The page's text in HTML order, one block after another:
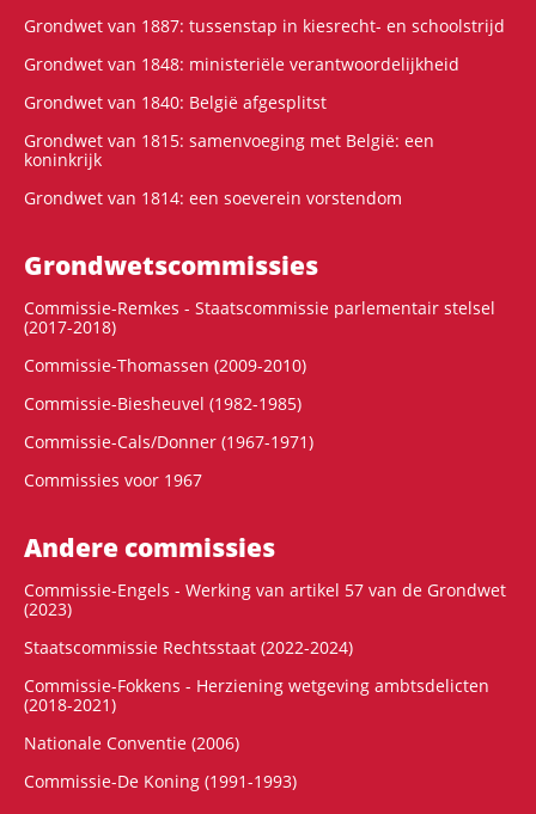
Grondwet van 1887: tussenstap in kiesrecht- en schoolstrijd
Grondwet van 1848: ministeriële verantwoordelijkheid
Grondwet van 1840: België afgesplitst
Grondwet van 1815: samenvoeging met België: een
koninkrijk
Grondwet van 1814: een soeverein vorstendom
Grondwets­commissies
Commissie-Remkes - Staatscommissie parlementair stelsel
(2017-2018)
Commissie-Thomassen (2009-2010)
Commissie-Biesheuvel (1982-1985)
Commissie-Cals/Donner (1967-1971)
Commissies voor 1967
Andere commissies
Commissie-Engels - Werking van artikel 57 van de Grondwet
(2023)
Staatscommissie Rechtsstaat (2022-2024)
Commissie-Fokkens - Herziening wetgeving ambtsdelicten
(2018-2021)
Nationale Conventie (2006)
Commissie-De Koning (1991-1993)